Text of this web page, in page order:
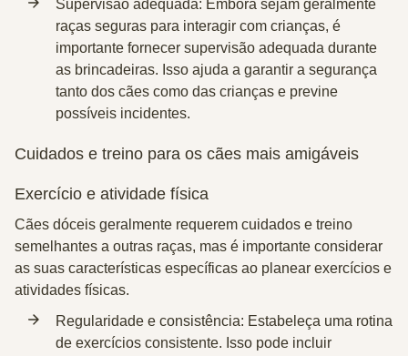
Supervisão adequada: Embora sejam geralmente
raças seguras para interagir com crianças, é
importante fornecer supervisão adequada durante
as brincadeiras. Isso ajuda a garantir a segurança
tanto dos cães como das crianças e previne
possíveis incidentes.
Cuidados e treino para os cães mais amigáveis
Exercício e atividade física
Cães dóceis geralmente requerem cuidados e treino
semelhantes a outras raças, mas é importante considerar
as suas características específicas ao planear exercícios e
atividades físicas.
Regularidade e consistência: Estabeleça uma rotina
de exercícios consistente. Isso pode incluir